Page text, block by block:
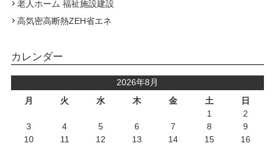
老人ホーム 福祉施設建設
高気密高断熱ZEH省エネ
カレンダー
2026年8月
月
火 水 木 金 土 日
1
2
3
4 5 6 7 8
9
10
11 12 13 14 15
16